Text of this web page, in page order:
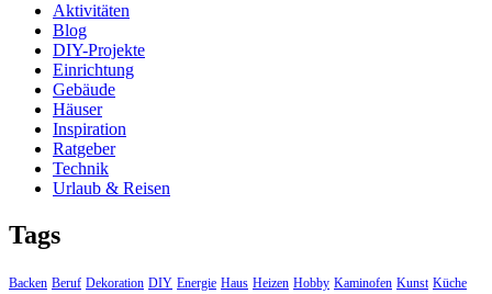
Aktivitäten
Blog
DIY-Projekte
Einrichtung
Gebäude
Häuser
Inspiration
Ratgeber
Technik
Urlaub & Reisen
Tags
Backen Beruf Dekoration DIY Energie Haus Heizen Hobby Kaminofen Kunst Küche